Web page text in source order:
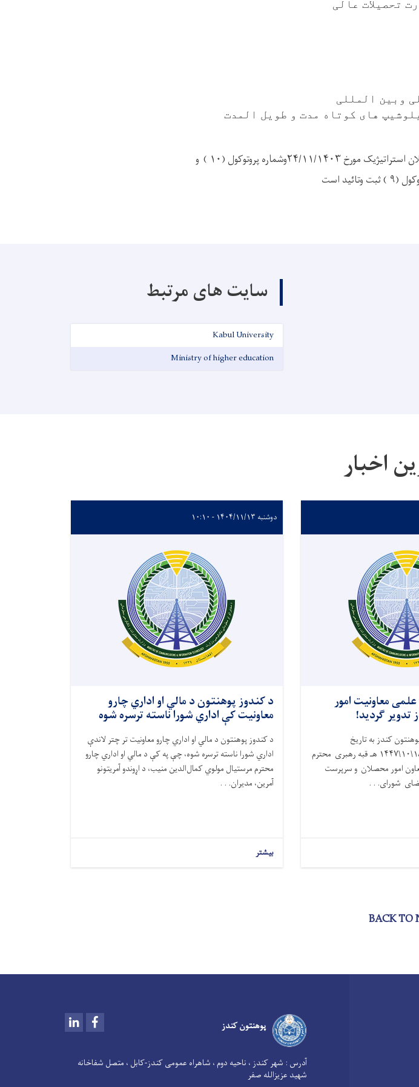
تحصیلات عالی
وبین المللی
های کوتاه مدت و طویل المدت
پلان استراتیژیک مورخ ۲۴/۱۱/۱۴۰۳وشماره پروتوکول (۱۰ ) و
سایت های مرتبط
Kabul University
Ministry of higher education
اخبار
معاونیت امور
گردید!
کندز به تاریخ
۱۴۰۵\۱\۱۷هـ ش مطابق ۱۸\۱۰\۱۴۴۷ هـ قبه رهبری محترم
امور محصلان و سرپرست
شورای. . .
دوشنبه ۱۴۰۴/۱۱/۱۳ - ۱۰:۱۰
د کندوز پوهنتون د مالي او اداري چارو
معاونیت کې اداري شورا ناسته ترسره شوه
د کندوز پوهنتون د مالي او اداري چارو معاونیت تر چتر لاندې
اداري شورا ناسته ترسره شوه، چې په کې د مالي او اداري چارو
محترم مرستیال مولوي کمال‌الدین منیب، د اړوندو آمریتونو
آمرین، مدیران. . .
بیشتر
BACK TO
پوهنتون کندز LinkedIn
آدرس : شهر کندز ، ناحیه دوم ، شاهراه عمومی کندز-کابل ، متصل شفاخانه
شهید عزیزالله صفر